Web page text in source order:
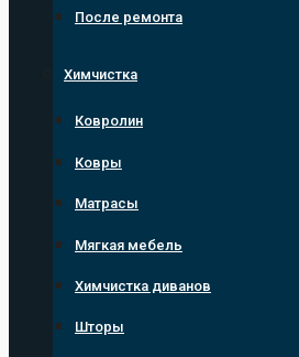
После ремонта
Химчистка
Ковролин
Ковры
Матрасы
Мягкая мебель
Химчистка диванов
Шторы